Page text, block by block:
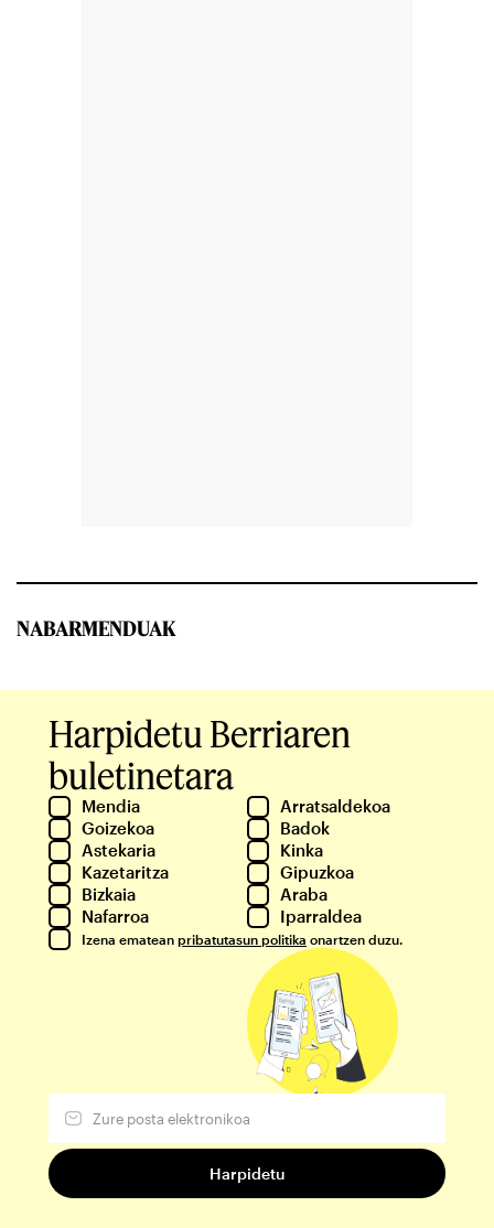
NABARMENDUAK
Harpidetu Berriaren
buletinetara
Mendia
Arratsaldekoa
Goizekoa
Badok
Astekaria
Kinka
Kazetaritza
Gipuzkoa
Bizkaia
Araba
Nafarroa
Iparraldea
Izena ematean pribatutasun politika onartzen duzu.